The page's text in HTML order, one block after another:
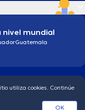
nivel mundial
Guatemala
de los datos personales
utiliza cookies. Continúe
OK